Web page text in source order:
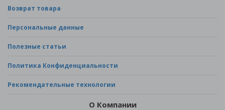
Возврат товара
Персональные данные
Полезные статьи
Политика Конфиденциальности
Рекомендательные технологии
О Компании